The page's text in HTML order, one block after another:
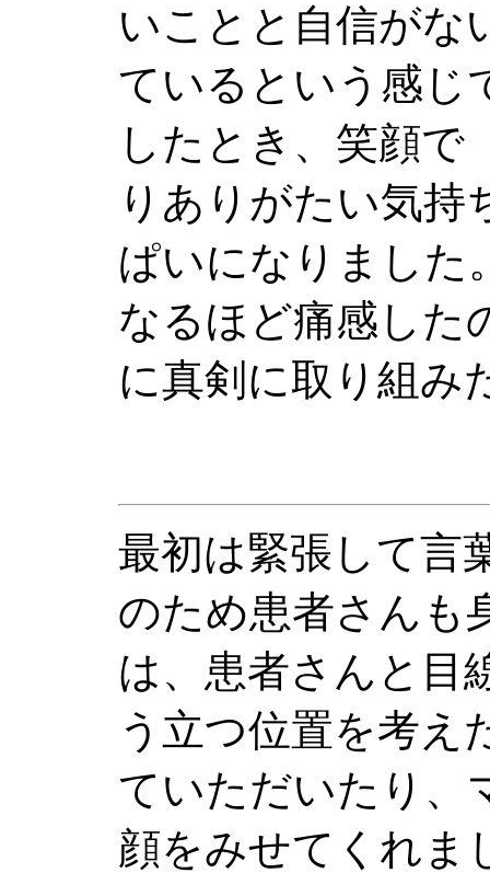
いことと自信がな
ているという感じ
したとき、笑顔で
りありがたい気持
ぱいになりました
なるほど痛感した
に真剣に取り組み
最初は緊張して言
のため患者さんも
は、患者さんと目
う立つ位置を考え
ていただいたり、
顔をみせてくれま